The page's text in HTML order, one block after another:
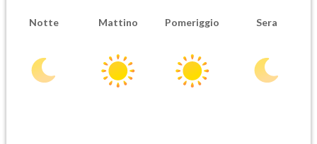
Notte Mattino Pomeriggio Sera